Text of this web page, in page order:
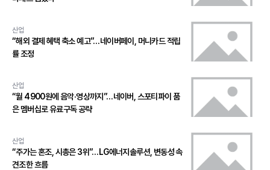
산업
“해외 결제 혜택 축소 예고”…네이버페이, 머니카드 적립
률 조정
산업
“월 4900원에 음악·영상까지”…네이버, 스포티파이 품
은 멤버십로 유료구독 공략
산업
“주가는 혼조, 시총은 3위”…LG에너지솔루션, 변동성 속
견조한 흐름